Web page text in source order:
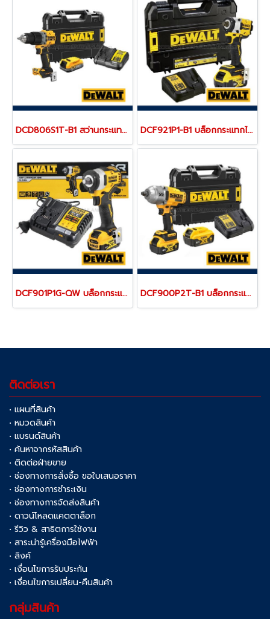
DCD806S1T-B1 สว่านกระแทกไร้สาย (ไร้แปรงถ่าน) 20V MAX ขนาด 13 มม.แรงบิดสูงสุด 90NM./2000-34000RPM พร้อมแบตเตอรี่ POWERSTACK+ แท่นชาร์จ (ครบชุด) "DEWALT" ดีวอลท์ DCF921P1-B1 บล็อกกระแทกไร้สาย 1/2" 20V MAX (ขนาดเล็กน้ำหนักเบา) ไร้แปรงถ่าน แรงบิดสูงสุด 406 NM. ความเร็วรอบ 2800 RPM พร้อมแบตเตอรี่ 5.0AH "DEWALT" ดีวอลท์
DCF901P1G-QW บล็อกกระแทกไร้สาย 1/2" 12V MAX (ขนาดเล็กน้ำหนักเบา) ไร้แปรงถ่าน แรงบิดสูงสุด 340 NM. ความเร็วรอบ 2850 RPM พร้อมแบตเตอรี่ 5.0AH + แท่นชาร์จ "DEWALT" ดีวอลท์ DCF900P2T-B1 บล็อกกระแทกไร้สาย 1/2" 20V MAX ไร้แปรงถ่าน แรงบิดสูงสุด 1396 NM. ความเร็วรอบ 2000 RPM พร้อมแบตเตอรี่ 5.0AH "DEWALT" ดีวอลท์
ติดต่อเรา
• แผนที่สินค้า
• หมวดสินค้า
• แบรนด์สินค้า
• ค้นหาจากรหัสสินค้า
• ติดต่อฝ่ายขาย
• ช่องทางการสั่งซื้อ ขอใบเสนอราคา
• ช่องทางการชำระเงิน
• ช่องทางการจัดส่งสินค้า
• ดาวน์โหลดแคตตาล็อก
• รีวิว & สาธิตการใช้งาน
• สาระน่ารู้เครื่องมือไฟฟ้า
• ลิงค์
• เงื่อนไขการรับประกัน
• เงื่อนไขการเปลี่ยน-คืนสินค้า
กลุ่มสินค้า